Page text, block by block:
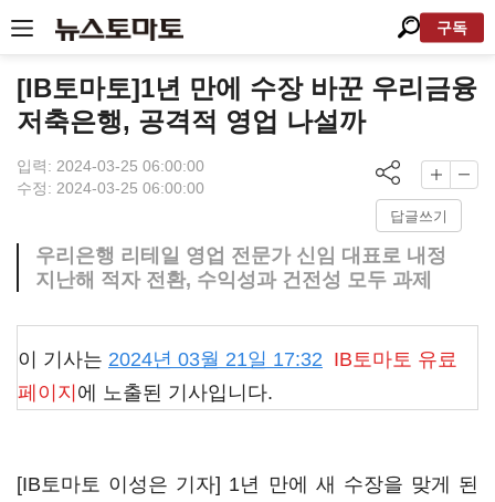
구독
[IB토마토]1년 만에 수장 바꾼 우리금융
저축은행, 공격적 영업 나설까
입력: 2024-03-25 06:00:00
수정: 2024-03-25 06:00:00
답글쓰기
우리은행 리테일 영업 전문가 신임 대표로 내정
지난해 적자 전환, 수익성과 건전성 모두 과제
이 기사는 2024년 03월 21일 17:32 IB토마토 유료
페이지 에 노출된 기사입니다.
[IB토마토 이성은 기자] 1년 만에 새 수장을 맞게 된